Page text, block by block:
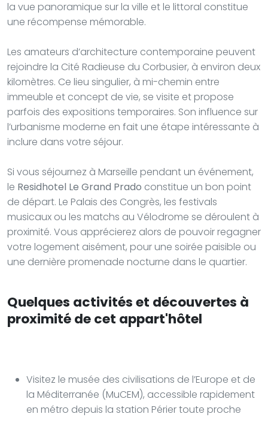
la vue panoramique sur la ville et le littoral constitue
une récompense mémorable.
Les amateurs d’architecture contemporaine peuvent
rejoindre la Cité Radieuse du Corbusier, à environ deux
kilomètres. Ce lieu singulier, à mi-chemin entre
immeuble et concept de vie, se visite et propose
parfois des expositions temporaires. Son influence sur
l’urbanisme moderne en fait une étape intéressante à
inclure dans votre séjour.
Si vous séjournez à Marseille pendant un événement,
le Residhotel Le Grand Prado constitue un bon point
de départ. Le Palais des Congrès, les festivals
musicaux ou les matchs au Vélodrome se déroulent à
proximité. Vous apprécierez alors de pouvoir regagner
votre logement aisément, pour une soirée paisible ou
une dernière promenade nocturne dans le quartier.
Quelques activités et découvertes à
proximité de cet appart'hôtel
Visitez le musée des civilisations de l’Europe et de
la Méditerranée (MuCEM), accessible rapidement
en métro depuis la station Périer toute proche